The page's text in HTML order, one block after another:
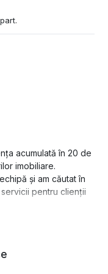
acumulată în 20 de
imobiliare.
și am căutat în
pentru clienții
proiecte rezidențiale